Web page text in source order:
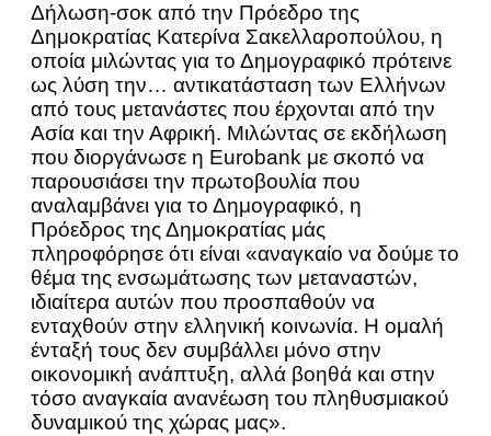
Δήλωση-σοκ από την Πρόεδρο της
Δημοκρατίας Κατερίνα Σακελλαροπούλου, η
οποία μιλώντας για το Δημογραφικό πρότεινε
ως λύση την… αντικατάσταση των Ελλήνων
από τους μετανάστες που έρχονται από την
Ασία και την Αφρική. Μιλώντας σε εκδήλωση
που διοργάνωσε η Eurobank με σκοπό να
παρουσιάσει την πρωτοβουλία που
αναλαμβάνει για το Δημογραφικό, η
Πρόεδρος της Δημοκρατίας μάς
πληροφόρησε ότι είναι «αναγκαίο να δούμε το
θέμα της ενσωμάτωσης των μεταναστών,
ιδιαίτερα αυτών που προσπαθούν να
ενταχθούν στην ελληνική κοινωνία. Η ομαλή
ένταξή τους δεν συμβάλλει μόνο στην
οικονομική ανάπτυξη, αλλά βοηθά και στην
τόσο αναγκαία ανανέωση του πληθυσμιακού
δυναμικού της χώρας μας».